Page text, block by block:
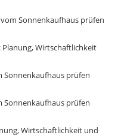
Sonnenkaufhaus prüfen
Wirtschaftlichkeit
Sonnenkaufhaus prüfen
Sonnenkaufhaus prüfen
Wirtschaftlichkeit und